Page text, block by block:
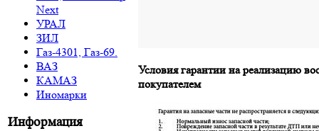
Next
УРАЛ
ЗИЛ
Газ-4301, Газ-69.
ВАЗ
КАМАЗ
Иномарки
Информация
Условия гарантии на реализацию
покупателем